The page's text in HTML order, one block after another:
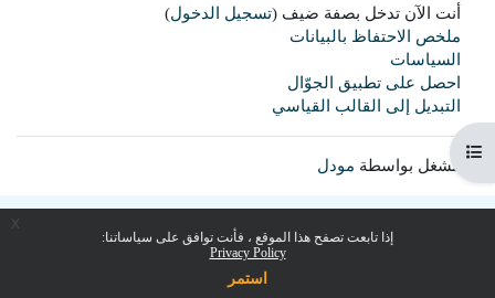
إذا تابعت تصفح هذا الموقع ، فأنت توافق على سياساتنا:
Privacy Policy
استمر
فتح فهرس المقرر
أنت الآن تدخل بصفة ضيف (تسجيل الدخول)
ملخص الاحتفاظ بالبيانات
السياسات
احصل على تطبيق الجوّال
التبديل إلى القالب القياسي
مشغل بواسطة مودل